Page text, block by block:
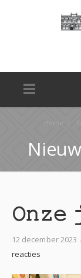
Home
12 december 2023
reacties